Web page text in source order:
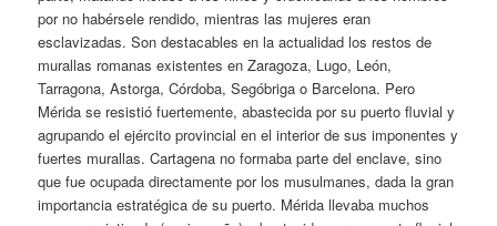
por no habérsele rendido, mientras las mujeres eran
esclavizadas. Son destacables en la actualidad los restos de
murallas romanas existentes en Zaragoza, Lugo, León,
Tarragona, Astorga, Córdoba, Segóbriga o Barcelona. Pero
Mérida se resistió fuertemente, abastecida por su puerto fluvial y
agrupando el ejército provincial en el interior de sus imponentes y
fuertes murallas. Cartagena no formaba parte del enclave, sino
que fue ocupada directamente por los musulmanes, dada la gran
importancia estratégica de su puerto. Mérida llevaba muchos